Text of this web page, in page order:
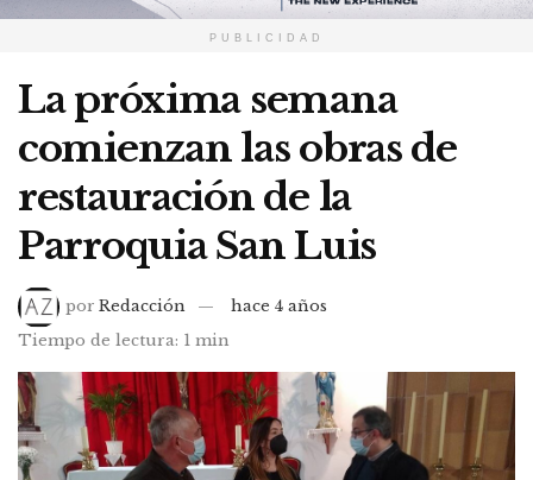
PUBLICIDAD
La próxima semana
comienzan las obras de
restauración de la
Parroquia San Luis
por Redacción
hace 4 años
Tiempo de lectura: 1 min